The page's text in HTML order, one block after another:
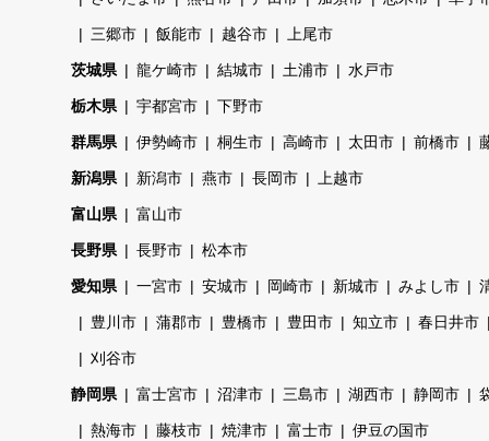
三郷市 飯能市 越谷市 上尾市
茨城県 龍ケ崎市 結城市 土浦市 水戸市
栃木県 宇都宮市 下野市
群馬県 伊勢崎市 桐生市 高崎市 太田市 前橋市
新潟県 新潟市 燕市 長岡市 上越市
富山県 富山市
長野県 長野市 松本市
愛知県 一宮市 安城市 岡崎市 新城市 みよし市
豊川市 蒲郡市 豊橋市 豊田市 知立市 春日井市
刈谷市
静岡県 富士宮市 沼津市 三島市 湖西市 静岡市
熱海市 藤枝市 焼津市 富士市 伊豆の国市